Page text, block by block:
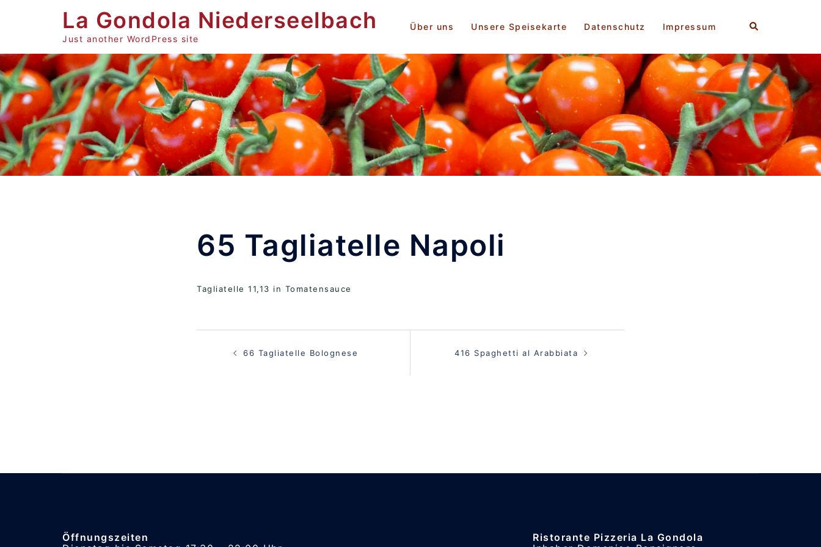
La Gondola Niederseelbach
Just another WordPress site
Über uns Unsere Speisekarte Datenschutz Impressum Suche
65 Tagliatelle Napoli
Tagliatelle 11,13 in Tomatensauce
Beitragsnavigation
66 Tagliatelle Bolognese 416 Spaghetti al Arabbiata
Öffnungszeiten
Ristorante Pizzeria La Gondola